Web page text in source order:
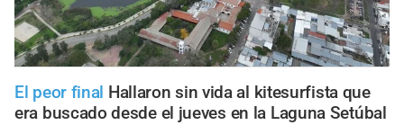
El peor final Hallaron sin vida al kitesurfista que
era buscado desde el jueves en la Laguna Setúbal